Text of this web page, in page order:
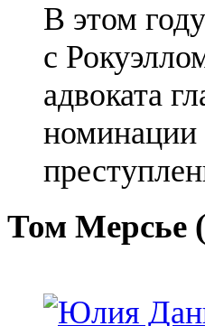
В этом
с
адвоката
номинации
Том Мерсье